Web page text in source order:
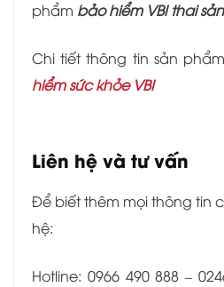
phẩm bảo hiểm VBI thai
Chi tiết thông tin sản
hiểm sức khỏe VBI
Liên hệ và tư vấn
Để biết thêm mọi thông tin
hệ:
Hotline: 0966 490 888 –